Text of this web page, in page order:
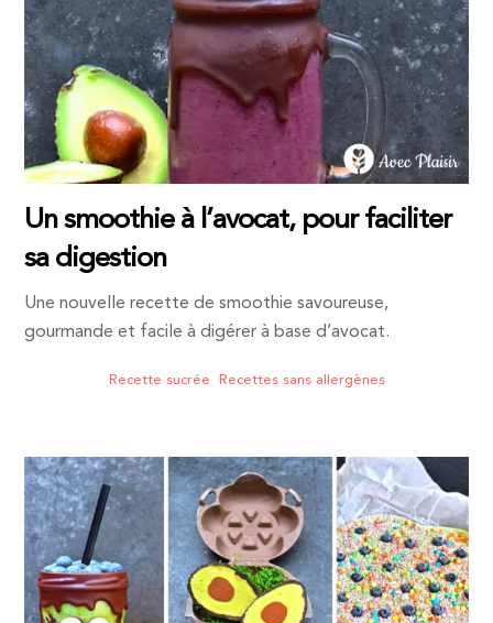
Un smoothie à l’avocat, pour faciliter
sa digestion
Une nouvelle recette de smoothie savoureuse,
gourmande et facile à digérer à base d’avocat.
Recette sucrée Recettes sans allergènes